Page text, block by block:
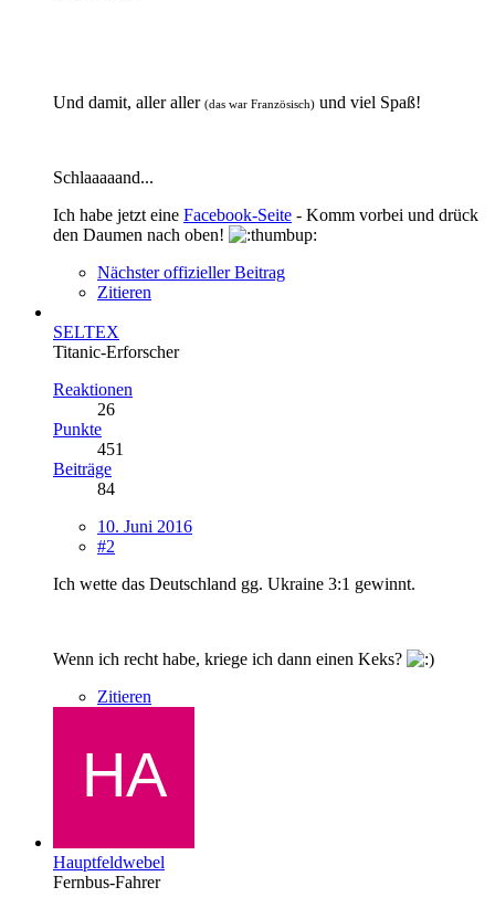
Und damit, aller aller (das war Französisch) und viel Spaß!
Schlaaaaand...
Ich habe jetzt eine Facebook-Seite - Komm vorbei und drück
den Daumen nach oben!
Nächster offizieller Beitrag
Zitieren
SELTEX
Titanic-Erforscher
Reaktionen
26
Punkte
451
Beiträge
84
10. Juni 2016
#2
Ich wette das Deutschland gg. Ukraine 3:1 gewinnt.
Wenn ich recht habe, kriege ich dann einen Keks?
Zitieren
Hauptfeldwebel
Fernbus-Fahrer